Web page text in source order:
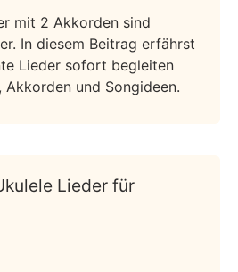
mit 2 Akkorden sind
In diesem Beitrag erfährst
Lieder sofort begleiten
und Songideen.